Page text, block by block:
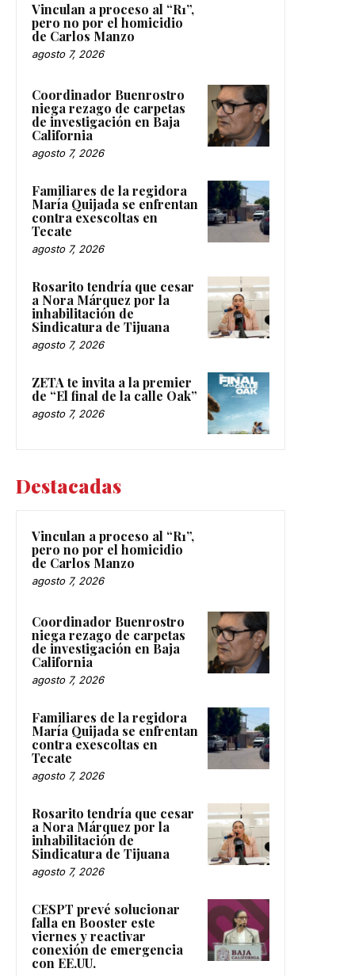
Vinculan a proceso al “R1”,
pero no por el homicidio
de Carlos Manzo
agosto 7, 2026
Coordinador Buenrostro
niega rezago de carpetas
de investigación en Baja
California
agosto 7, 2026
Familiares de la regidora
María Quijada se enfrentan
contra exescoltas en
Tecate
agosto 7, 2026
Rosarito tendría que cesar
a Nora Márquez por la
inhabilitación de
Sindicatura de Tijuana
agosto 7, 2026
ZETA te invita a la premier
de “El final de la calle Oak”
agosto 7, 2026
Destacadas
Vinculan a proceso al “R1”,
pero no por el homicidio
de Carlos Manzo
agosto 7, 2026
Coordinador Buenrostro
niega rezago de carpetas
de investigación en Baja
California
agosto 7, 2026
Familiares de la regidora
María Quijada se enfrentan
contra exescoltas en
Tecate
agosto 7, 2026
Rosarito tendría que cesar
a Nora Márquez por la
inhabilitación de
Sindicatura de Tijuana
agosto 7, 2026
CESPT prevé solucionar
falla en Booster este
viernes y reactivar
conexión de emergencia
con EE.UU.